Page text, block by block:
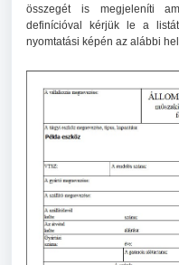
összegét is megjeleníti
definícióval kérjük le a
nyomtatási képén az alábbi